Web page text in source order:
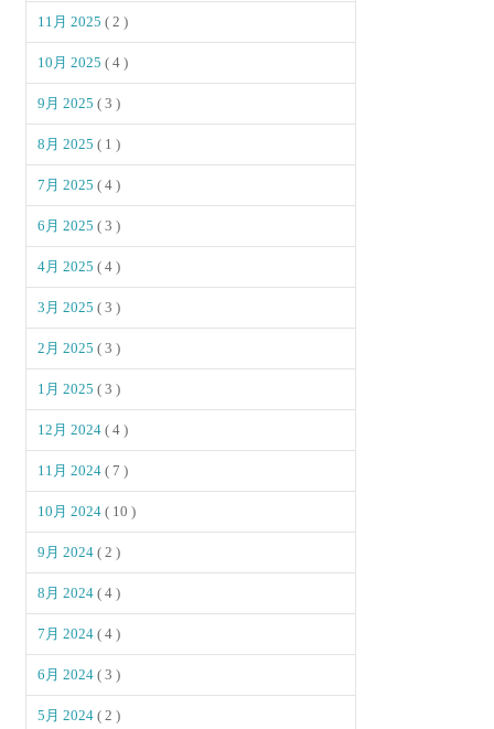
11月 2025( 2 )
10月 2025( 4 )
9月 2025( 3 )
8月 2025( 1 )
7月 2025( 4 )
6月 2025( 3 )
4月 2025( 4 )
3月 2025( 3 )
2月 2025( 3 )
1月 2025( 3 )
12月 2024( 4 )
11月 2024( 7 )
10月 2024( 10 )
9月 2024( 2 )
8月 2024( 4 )
7月 2024( 4 )
6月 2024( 3 )
5月 2024( 2 )